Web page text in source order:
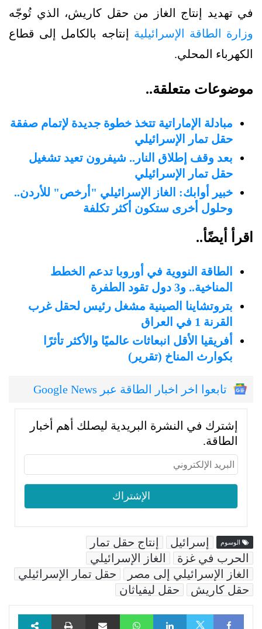
في تهديد إنتاج الغاز من حقل كاريش، الذي تُوجّه
وزارة الطاقة الإسرائيلية إنتاجه بالكامل إلى قطاع
الكهرباء المحلي.
موضوعات متعلقة..
مبادلة الإماراتية تتخذ خطوة جديدة لإتمام صفقة
حقل تمار الإسرائيلي
بعد وقف إطلاق النار.. شيفرون تعيد تشغيل
حقل تمار الإسرائيلي
خبير أوابك: الغاز الإسرائيلي "أرخص" للأردن..
وحلول أخرى ستكون أكثر تكلفة
اقرأ أيضًأ..
الطاقة النووية في أوروبا تدعم الخطط
المناخية.. و3 دول تقود الطفرة
بتروتشاينا الصينية مشغل رئيس لحقل غرب
القرنة 1 في العراق
أفريقيا الأقل انبعاثات عالميًا والأكثر تأثرًا
بكوارث المناخ (تقرير)
تابعوا اخر اخبار الطاقة عبر Google News
إشترك في النشرة البريدية ليصلك أهم أخبار
الطاقة.
الوسوم إسرائيل
إنتاج حقل تمار
الحرب في غزة
الغاز الإسرائيلي
الغاز الإسرائيلي إلى مصر
حقل تمار الإسرائيلي
حقل كاريش
حقل ليفياثان
Facebook
LinkedIn
WhatsAppمشاركة عبر البريد طباعة